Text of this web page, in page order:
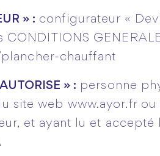
» : configurateur «
chauffant
» : personne
site web www.ayor.frou
et ayant lu et accepté